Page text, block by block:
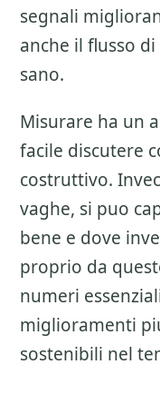
segnali
anche il flusso
sano.
Misurare ha un
facile discutere
costruttivo.
vaghe, si puo
bene e dove
proprio da
numeri
miglioramenti
sostenibili nel